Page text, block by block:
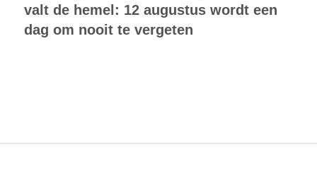
valt de hemel: 12 augustus wordt een
dag om nooit te vergeten